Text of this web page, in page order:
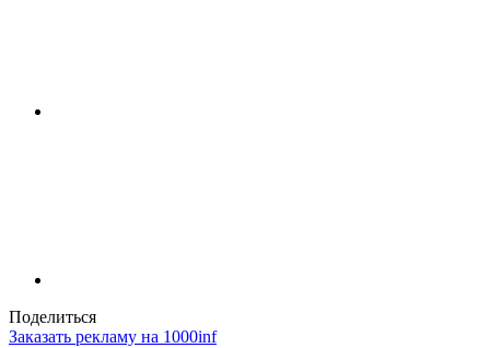
Поделиться
Заказать рекламу на 1000inf